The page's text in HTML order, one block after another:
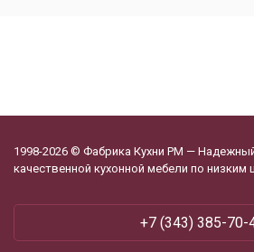
1998-2026 © Фабрика Кухни РМ —
качественной кухонной мебели по низким
‪+7 (343) 385-70-